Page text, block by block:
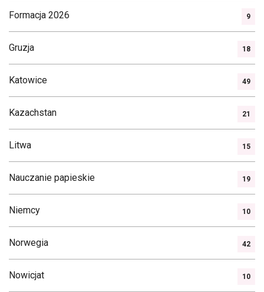
Formacja 2026 9
Gruzja 18
Katowice 49
Kazachstan 21
Litwa 15
Nauczanie papieskie 19
Niemcy 10
Norwegia 42
Nowicjat 10